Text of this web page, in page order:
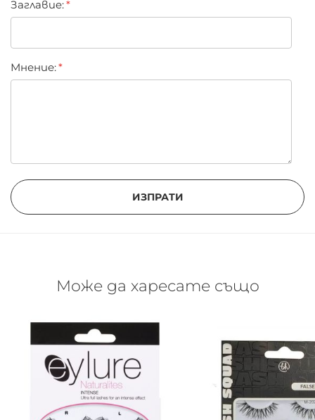
Заглавиe:
Мнение:
ИЗПРАТИ
Може да харесате също